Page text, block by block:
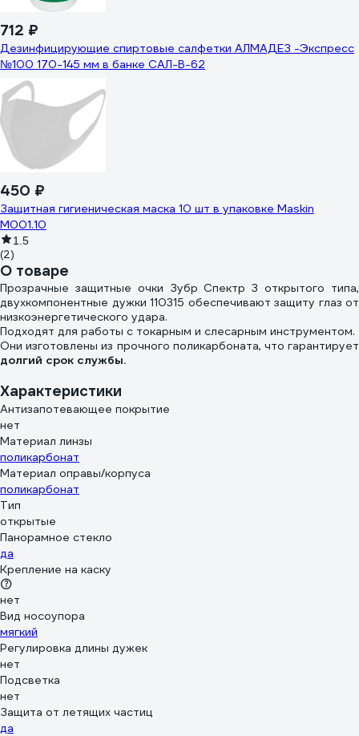
712 ₽
Дезинфицирующие спиртовые салфетки АЛМАДЕЗ -Экспресс
№100 170-145 мм в банке САЛ-В-62
450 ₽
Защитная гигиеническая маска 10 шт в упаковке Maskin
M001.10
1.5
(2)
О товаре
Прозрачные защитные очки Зубр Спектр 3 открытого типа,
двухкомпонентные дужки 110315 обеспечивают защиту глаз от
низкоэнергетического удара.
Подходят для работы с токарным и слесарным инструментом.
Они изготовлены из прочного поликарбоната, что гарантирует
долгий срок службы.
Характеристики
Антизапотевающее покрытие
нет
Материал линзы
поликарбонат
Материал оправы/корпуса
поликарбонат
Тип
открытые
Панорамное стекло
да
Крепление на каску
нет
Вид носоупора
мягкий
Регулировка длины дужек
нет
Подсветка
нет
Защита от летящих частиц
да